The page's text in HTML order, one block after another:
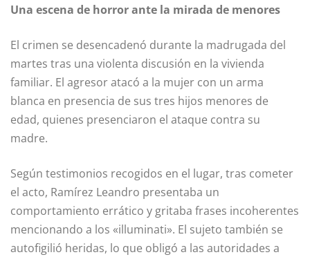
Una escena de horror ante la mirada de menores
El crimen se desencadenó durante la madrugada del
martes tras una violenta discusión en la vivienda
familiar. El agresor atacó a la mujer con un arma
blanca en presencia de sus tres hijos menores de
edad, quienes presenciaron el ataque contra su
madre.
Según testimonios recogidos en el lugar, tras cometer
el acto, Ramírez Leandro presentaba un
comportamiento errático y gritaba frases incoherentes
mencionando a los «illuminati». El sujeto también se
autofigilió heridas, lo que obligó a las autoridades a